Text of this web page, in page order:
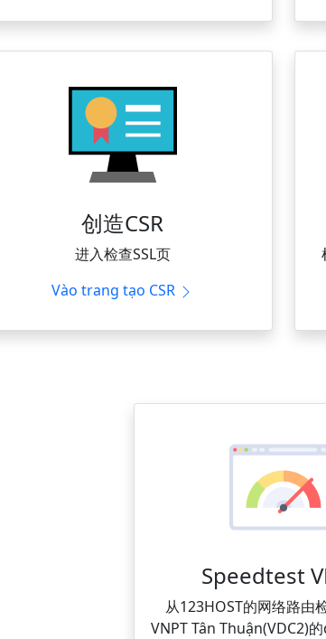
创造CSR
进入检查SSL页
Vào trang tạo CSR
Speedtest
从123HOST的网络路由
VNPT Tân Thuận(VDC2)